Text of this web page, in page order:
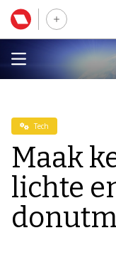
Tech
Maak
lichte